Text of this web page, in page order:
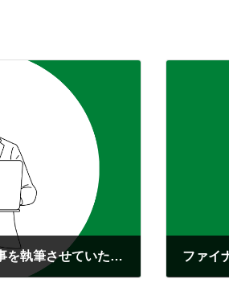
ファイナンシャルフィールド様のサイトにて記事を執筆させていただきました。